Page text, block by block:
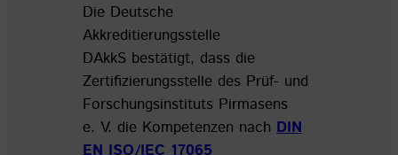
Die Deutsche
Akkreditierungsstelle
DAkkS bestätigt, dass die
Zertifizierungsstelle des Prüf- und
Forschungsinstituts Pirmasens
e. V. die Kompetenzen nach DIN
EN ISO/IEC 17065